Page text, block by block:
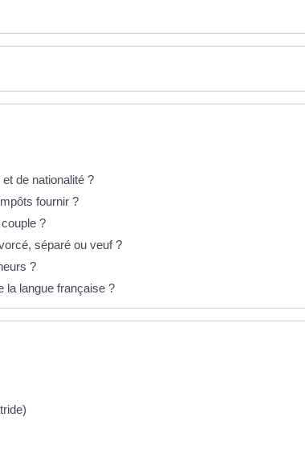
de nationalité ?
fournir ?
?
séparé ou veuf ?
?
la langue française ?